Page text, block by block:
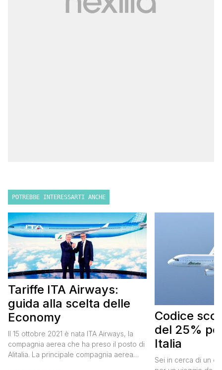
POTREBBE INTERESSARTI ANCHE
Tariffe ITA Airways:
guida alla scelta delle
Economy
Il 15 ottobre 2021 è nata ITA Airways, la
compagnia aerea che ha preso il posto di
Alitalia. La principale compagnia aerea
Codice
del 25%
Italia
Sei in cerca di un